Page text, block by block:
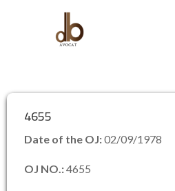
4655
Date of the OJ:02/09/1978
OJ NO.:4655